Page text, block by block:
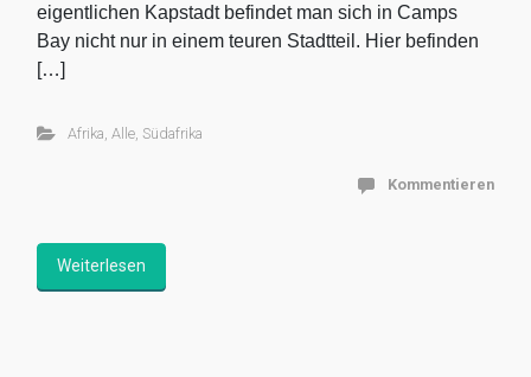
eigentlichen Kapstadt befindet man sich in Camps
Bay nicht nur in einem teuren Stadtteil. Hier befinden
[…]
Afrika Alle, Südafrika
Kommentieren
Weiterlesen